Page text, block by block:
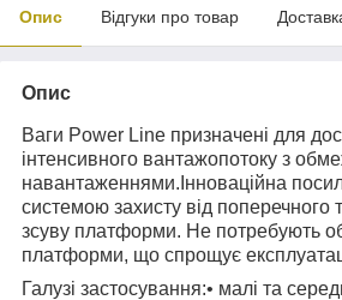
Опис Відгуки про товар
Опис
Ваги Power Line призначені для
інтенсивного вантажопотоку з
навантаженнями.Інноваційна
системою захисту від поперечного
зсуву платформи. Не потребують
платформи, що спрощує
Галузі застосування:• малі та